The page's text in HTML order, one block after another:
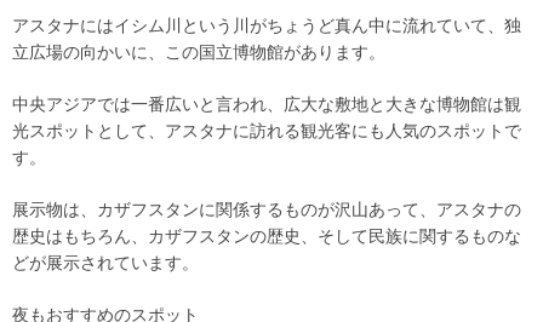
アスタナにはイシム川という川がちょうど真ん中に流れていて、独
立広場の向かいに、この国立博物館があります。
中央アジアでは一番広いと言われ、広大な敷地と大きな博物館は観
光スポットとして、アスタナに訪れる観光客にも人気のスポットで
す。
展示物は、カザフスタンに関係するものが沢山あって、アスタナの
歴史はもちろん、カザフスタンの歴史、そして民族に関するものな
どが展示されています。
夜もおすすめのスポット